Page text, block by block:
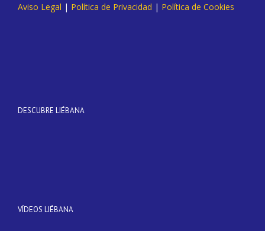
Aviso Legal | Política de Privacidad | Política de Cookies
DESCUBRE LIÉBANA
VÍDEOS LIÉBANA